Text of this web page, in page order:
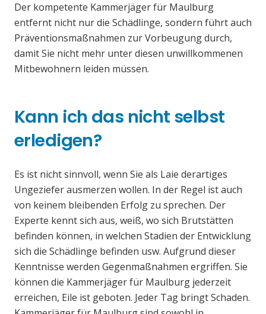
Der kompetente Kammerjäger für Maulburg
entfernt nicht nur die Schädlinge, sondern führt auch
Präventionsmaßnahmen zur Vorbeugung durch,
damit Sie nicht mehr unter diesen unwillkommenen
Mitbewohnern leiden müssen.
Kann ich das nicht selbst
erledigen?
Es ist nicht sinnvoll, wenn Sie als Laie derartiges
Ungeziefer ausmerzen wollen. In der Regel ist auch
von keinem bleibenden Erfolg zu sprechen. Der
Experte kennt sich aus, weiß, wo sich Brutstätten
befinden können, in welchen Stadien der Entwicklung
sich die Schädlinge befinden usw. Aufgrund dieser
Kenntnisse werden Gegenmaßnahmen ergriffen. Sie
können die Kammerjäger für Maulburg jederzeit
erreichen, Eile ist geboten. Jeder Tag bringt Schaden.